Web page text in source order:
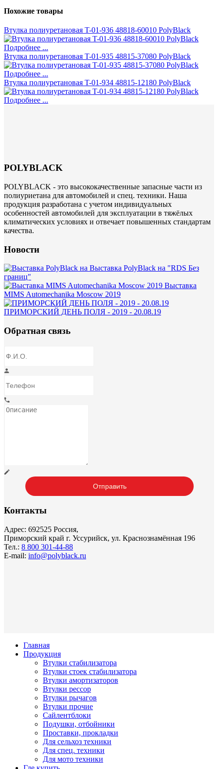
Похожие товары
Втулка полиуретановая T-01-936 48818-60010 PolyBlack
Подробнее ...
Втулка полиуретановая T-01-935 48815-37080 PolyBlack
Подробнее ...
Втулка полиуретановая T-01-934 48815-12180 PolyBlack
Подробнее ...
POLYBLACK
POLYBLACK - это высококачественные запасные части из
полиуриетана для автомобилей и спец. техники. Наша
продукция разработана с учетом индивидуальных
особенностей автомобилей для эксплуатации в тяжёлых
климатических условиях и отвечает повышенных стандартам
качества.
Новости
Выставка PolyBlack на "RDS Без
границ"
Выставка
MIMS Automechanika Moscow 2019
ПРИМОРСКИЙ ДЕНЬ ПОЛЯ - 2019 - 20.08.19
Обратная связь
Контакты
Адрес: 692525 Россия,
Приморский край г. Уссурийск, ул. Краснознамённая 196
Тел.: 8 800 301-44-88
E-mail: info@polyblack.ru
Главная
Продукция
Втулки стабилизатора
Втулки стоек стабилизатора
Втулки амортизаторов
Втулки рессор
Втулки рычагов
Втулки прочие
Сайлентблоки
Подушки, отбойники
Проставки, прокладки
Для сельхоз техники
Для спец. техники
Для мото техники